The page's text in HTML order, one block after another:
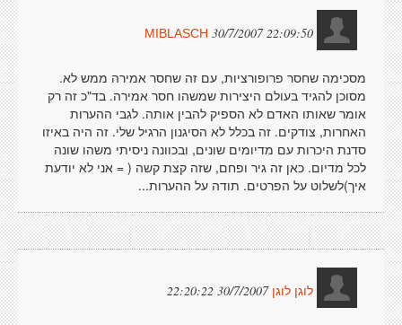
MIBLASCH 30/7/2007 22:09:50
מסכימה שחסר פרופורציות, עם זה שחסר אמירה ממש לא.
מסוכן להגיד בעולם היצירות שמשהו חסר אמירה. בד"כ זה רק
אומר שאותו האדם לא הספיק להבין אותה. לגבי ההערות
האחרות, צודקים. זה בכלל לא הסיגנון הרגיל שלי. זה היה באיזו
סדנת היכרות עם מדיומים שונים, ובכוונה ניסיתי משהו שונה
לכל מדיום. כאן זה גיר ופחם, שזה קצת קשה ( = אני לא יודעת
איך)לשלוט על הפרטים. תודה על ההערות...
לוגן לוגן 30/7/2007 22:20:22